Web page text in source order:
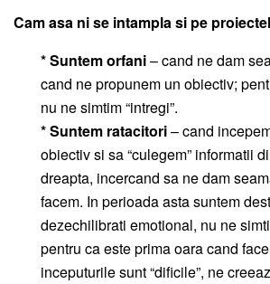
Cam asa ni se intampla si pe
* Suntem orfani– cand ne dam
cand ne propunem un obiectiv;
nu ne simtim “intregi”.
* Suntem ratacitori– cand
obiectiv si sa “culegem” informatii
dreapta, incercand sa ne dam
facem. In perioada asta suntem
dezechilibrati emotional, nu ne
pentru ca este prima oara cand
inceputurile sunt “dificile”, ne